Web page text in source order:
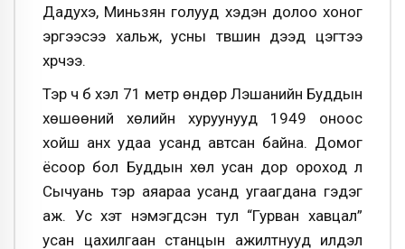
Дадухэ, Миньзян голууд хэдэн долоо хоног
эргээсээ хальж, усны түвшин дээд цэгтээ
хүрчээ.
Тэр ч бүү хэл 71 метр өндөр Лэшанийн Буддын
хөшөөний хөлийн хуруунууд 1949 оноос
хойш анх удаа усанд автсан байна. Домог
ёсоор бол Буддын хөл усан дор ороход л
Сычуань тэр аяараа усанд угаагдана гэдэг
аж. Ус хэт нэмэгдсэн тул “Гурван хавцал”
усан цахилгаан станцын ажилтнууд илүүдэл